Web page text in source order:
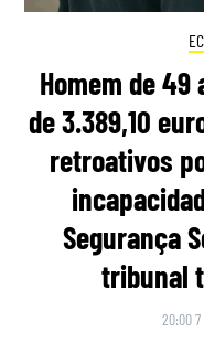
Homem de
de 3.389,10
retroativos
Segurança
tribunal
20:00